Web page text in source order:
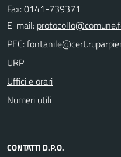
Fax: 0141-739371
E-mail:
PEC:
URP
Uffici e orari
Numeri utili
CONTATTI D.P.O.